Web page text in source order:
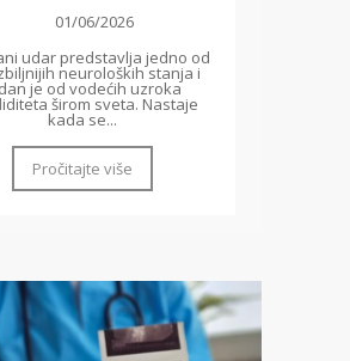
01/06/2026
udar predstavlja jedno od
neuroloških stanja i
je od vodećih uzroka
širom sveta. Nastaje
kada se...
Pročitajte više